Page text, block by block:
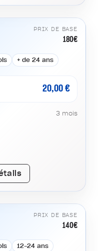
PRIX DE BASE
180€
+ de 24 ans
20,00 €
3 mois
PRIX DE BASE
140€
12-24 ans